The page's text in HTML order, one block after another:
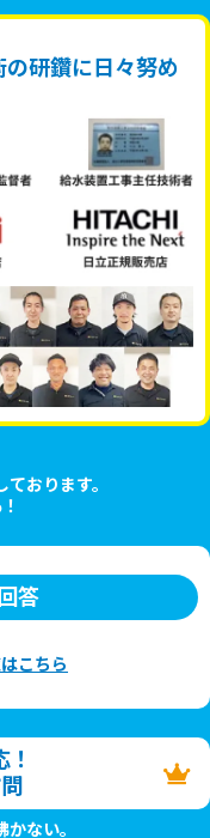
研鑽に日々努め
おります。
答
こちら
ない。